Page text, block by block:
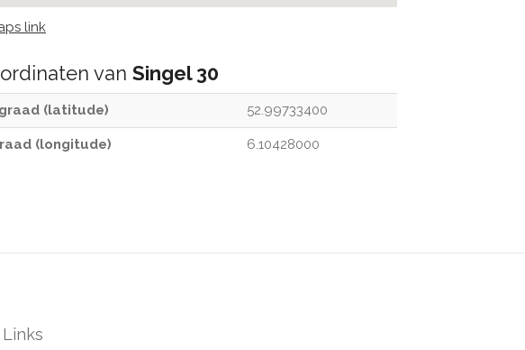
link
van Singel 30
(latitude) 52.99733400
(longitude) 6.10428000